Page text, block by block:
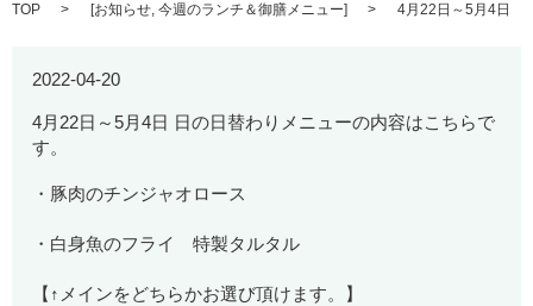
TOP [お知らせ, 今週のランチ＆御膳メニュー] 4月22日～5月4日
2022-04-20
4月22日～5月4日 日の日替わりメニューの内容はこちらで
す。
・豚肉のチンジャオロース
・白身魚のフライ 特製タルタル
【↑メインをどちらかお選び頂けます。】